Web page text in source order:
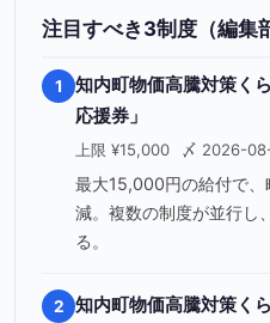
注目すべき3制度（編集
1
知内町物価高騰対策く
応援券」
上限 ¥15,000 〆 2026-
最大15,000円の給付で
減。複数の制度が並行し
る。
2
知内町物価高騰対策く